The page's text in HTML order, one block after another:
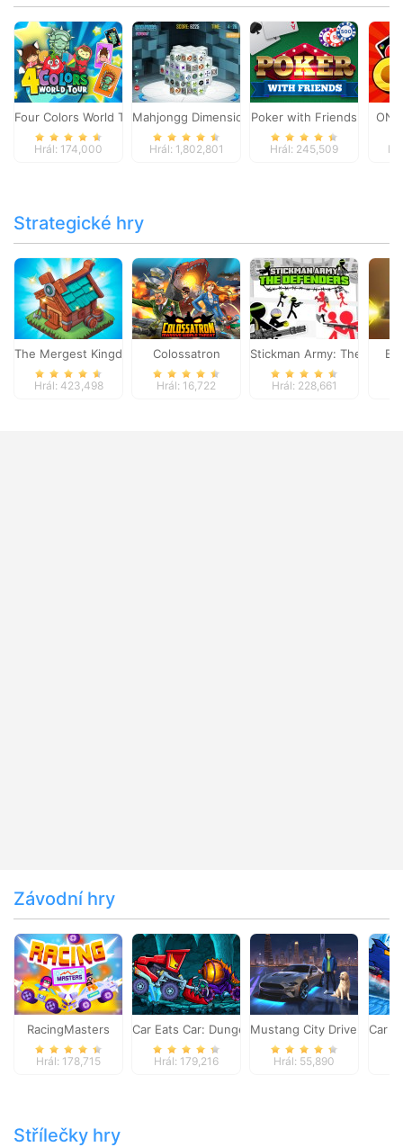
Four Colors World Tour
Hrál: 174,000
Mahjongg Dimensions
Hrál: 1,802,801
Poker with Friends
Hrál: 245,509
Strategické hry
The Mergest Kingdom
Hrál: 423,498
Colossatron
Hrál: 16,722
Stickman Army: The
Hrál: 228,661
Závodní hry
RacingMasters
Hrál: 178,715
Car Eats Car: Dungeon Adventure
Hrál: 179,216
Mustang City Driver
Hrál: 55,890
Car
Střílečky hry